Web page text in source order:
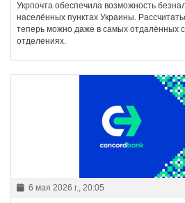
Укрпочта обеспечила возможность
населённых пунктах Украины.
теперь можно даже в самых отдалённых
отделениях.
6 мая 2026 г., 20:05